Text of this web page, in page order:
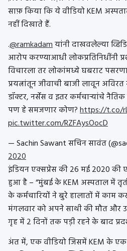
साफ़ किया कि ये वीडियो KEM
नहीं दिखाते हैं.
.@ramkadamयांनी दाखवलेल्या
आरोप करण्याआधी लोकप्रतिनिधींनी
विचारला तर लोकांमध्ये घबराट
प्रयत्नांतून जीवाची बाजी लावून
डॉक्टर, नर्सेस व इतर कर्मचाऱ्यांचे
पण हे समजणार कोण?https://t.co/
pic.twitter.com/RZFAysOocD
— Sachin Sawant सचिन सावंत
2020
इंडियन एक्सप्रेस की 26 मई 2020 की
हुआ है – “मुंबई के KEM अस्पताल में
के कर्मचारियों ने बुरे हालातों में काम
मंगलवार को अपने साथी की मौत और
गृह में 2 दिनों तक पड़ी रहने के बाद
अंत में, एक वीडियो जिसमें KEM के